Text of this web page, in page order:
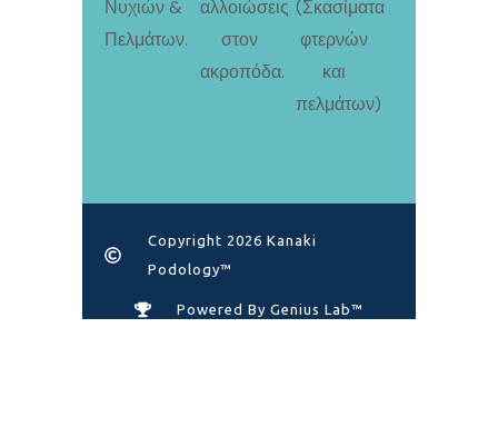
Copyright 2026 Kanaki
Podology™
Powered By Genius Lab™